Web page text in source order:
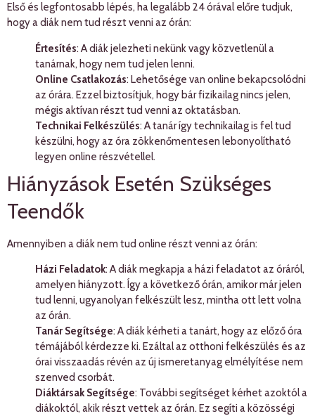
Első és legfontosabb lépés, ha legalább 24 órával előre tudjuk,
hogy a diák nem tud részt venni az órán:
Értesítés: A diák jelezheti nekünk vagy közvetlenül a
tanárnak, hogy nem tud jelen lenni.
Online Csatlakozás: Lehetősége van online bekapcsolódni
az órára. Ezzel biztosítjuk, hogy bár fizikailag nincs jelen,
mégis aktívan részt tud venni az oktatásban.
Technikai Felkészülés: A tanár így technikailag is fel tud
készülni, hogy az óra zökkenőmentesen lebonyolítható
legyen online részvétellel.
Hiányzások Esetén Szükséges
Teendők
Amennyiben a diák nem tud online részt venni az órán:
Házi Feladatok: A diák megkapja a házi feladatot az óráról,
amelyen hiányzott. Így a következő órán, amikor már jelen
tud lenni, ugyanolyan felkészült lesz, mintha ott lett volna
az órán.
Tanár Segítsége: A diák kérheti a tanárt, hogy az előző óra
témájából kérdezze ki. Ezáltal az otthoni felkészülés és az
órai visszaadás révén az új ismeretanyag elmélyítése nem
szenved csorbát.
Diáktársak Segítsége: További segítséget kérhet azoktól a
diákoktól, akik részt vettek az órán. Ez segíti a közösségi